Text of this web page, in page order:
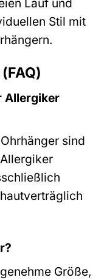
Lauf und
Stil mit
Allergiker
sind
Größe,